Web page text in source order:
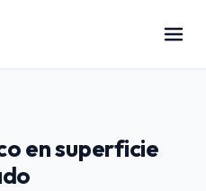
en superficie